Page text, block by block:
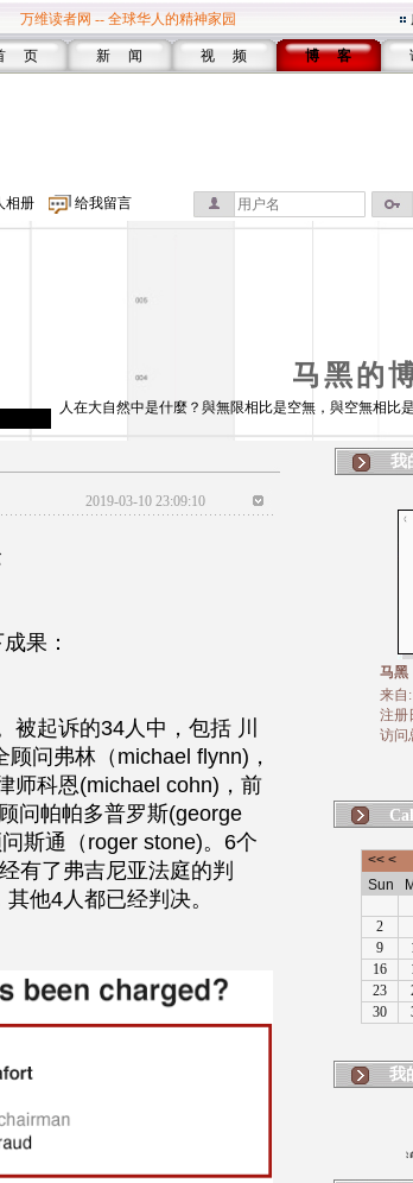
万维读者网 -- 全球华人的精神家园
页 新 闻 视 频 博 客
相册 给我留言
马黑的
人在大自然中是什麼？與無限相比是空無，與空無相比
2019-03-10 23:09:10
果：
被起诉的34人中，包括 川
问弗林（michael flynn)，
师科恩(michael cohn)，前
问帕帕多普罗斯(george
斯通（roger stone)。6个
有了弗吉尼亚法庭的判
他4人都已经判决。
我
马黑
来自
注册
访问
我